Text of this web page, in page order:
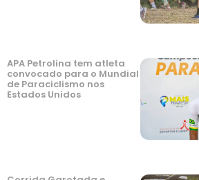
APA Petrolina tem atleta
convocado para o Mundial
de Paraciclismo nos
Estados Unidos